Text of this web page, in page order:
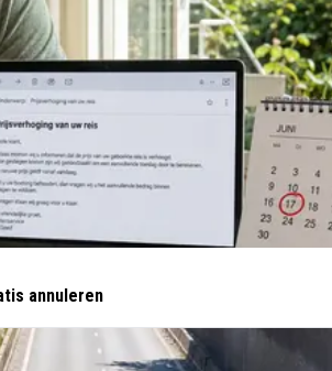
annuleren